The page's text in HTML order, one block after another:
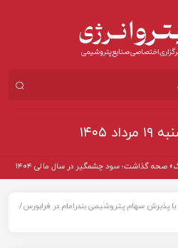
۱۴۰۵
صحه گذاشت؛ سود چشمگیر در سال مالی ۱۴۰۴
پذیرش سهام پتروشیمی بندرامام در فرابورس/